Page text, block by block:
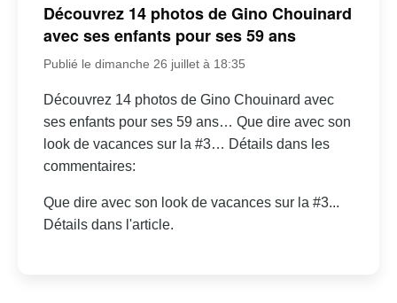
Découvrez 14 photos de Gino Chouinard
avec ses enfants pour ses 59 ans
Publié le dimanche 26 juillet à 18:35
Découvrez 14 photos de Gino Chouinard avec
ses enfants pour ses 59 ans… Que dire avec son
look de vacances sur la #3… Détails dans les
commentaires:
Que dire avec son look de vacances sur la #3...
Détails dans l'article.